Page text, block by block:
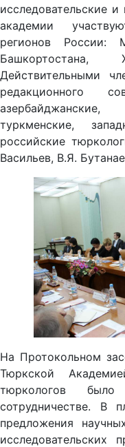
исследовательские
академии
регионов России:
Действительными
редакционного
туркменские,
российские
Васильев, В.Я.
На Протокольном
Тюркской
тюркологов
сотрудничестве. В
предложения
исследовательских